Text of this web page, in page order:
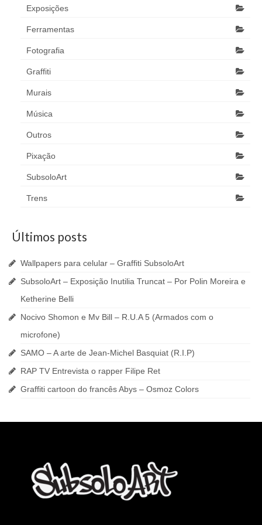
Exposições
Ferramentas
Fotografia
Graffiti
Murais
Música
Outros
Pixação
SubsoloArt
Trens
Últimos posts
Wallpapers para celular – Graffiti SubsoloArt
SubsoloArt – Exposição Inutilia Truncat – Por Polin Moreira e
Ketherine Belli
Nocivo Shomon e Mv Bill – R.U.A 5 (Armados com o
microfone)
SAMO – A arte de Jean-Michel Basquiat (R.I.P)
RAP TV Entrevista o rapper Filipe Ret
Graffiti cartoon do francês Abys – Osmoz Colors